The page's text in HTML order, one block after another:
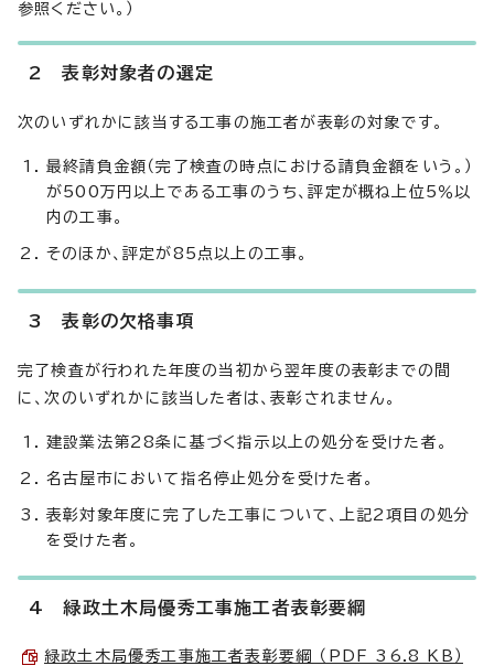
参照ください。）
2 表彰対象者の選定
次のいずれかに該当する工事の施工者が表彰の対象です。
最終請負金額（完了検査の時点における請負金額をいう。）
が500万円以上である工事のうち、評定が概ね上位5％以
内の工事。
そのほか、評定が85点以上の工事。
3 表彰の欠格事項
完了検査が行われた年度の当初から翌年度の表彰までの間
に、次のいずれかに該当した者は、表彰されません。
建設業法第28条に基づく指示以上の処分を受けた者。
名古屋市において指名停止処分を受けた者。
表彰対象年度に完了した工事について、上記2項目の処分
を受けた者。
4 緑政土木局優秀工事施工者表彰要綱
緑政土木局優秀工事施工者表彰要綱 （PDF 36.8 KB）